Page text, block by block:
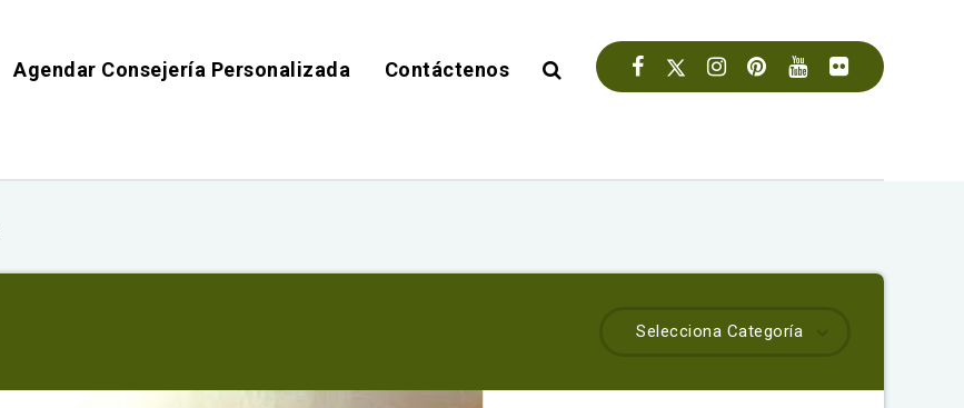
Agendar Consejería Personalizada Contáctenos
Selecciona Categoría